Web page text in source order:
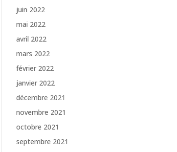
juin 2022
mai 2022
avril 2022
mars 2022
février 2022
janvier 2022
décembre 2021
novembre 2021
octobre 2021
septembre 2021